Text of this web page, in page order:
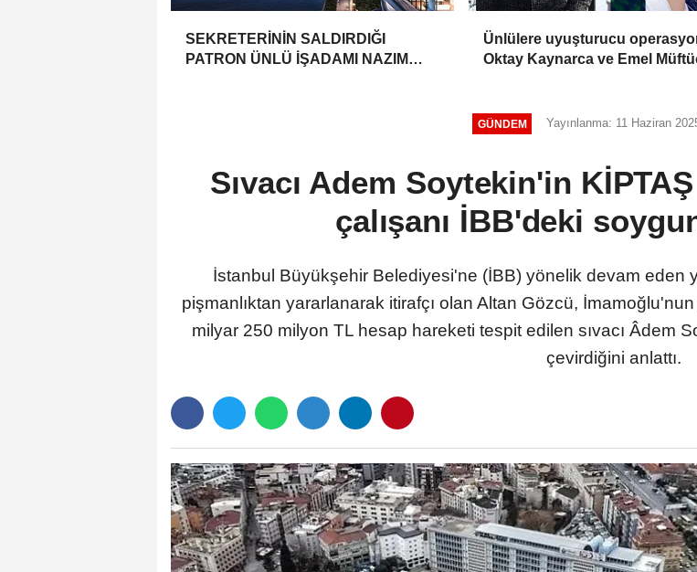
SEKRETERİNİN SALDIRDIĞI
PATRON ÜNLÜ İŞADAMI NAZIM
Ünlülere uyuşturucu
Oktay Kaynarca ve Emel
GÜNDEM Yayınlanma: 11 Haziran
Sıvacı Adem Soytekin'in
çalışanı İBB'deki
İstanbul Büyükşehir Belediyesi'ne (İBB) yönelik devam eden
pişmanlıktan yararlanarak itirafçı olan Altan Gözcü,
milyar 250 milyon TL hesap hareketi tespit edilen sıvacı Âdem
çevirdiğini anlattı.